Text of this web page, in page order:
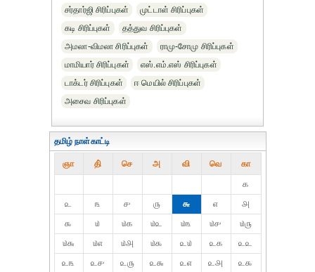
சர்தார்ஜி சிரிப்புகள்
முட்டாள் சிரிப்புகள்
கடி சிரிப்புகள்
தத்துவ சிரிப்புகள்
அமலா-விமலா சிரிப்புகள்
ராமு-சோமு சிரிப்புகள்
மாமியார் சிரிப்புகள்
எஸ்.எம்.எஸ் சிரிப்புகள்
டாக்டர் சிரிப்புகள்
ஈ மெயில் சிரிப்புகள்
அசைவ சிரிப்புகள்
தமிழ் நாள்காட்டி
ஞா தி் செ அ வி வெ கா
௧
௨
௩ ௪ ௫ ௬ ௭
௮
௯
௰ ௰௧ ௰௨ ௰௩ ௰௪
௰௫
௰௬
௰௭ ௰௮ ௰௯ ௨௰ ௨௧
௨௨
௨௩
௨௪ ௨௫ ௨௬ ௨௭ ௨௮
௨௯